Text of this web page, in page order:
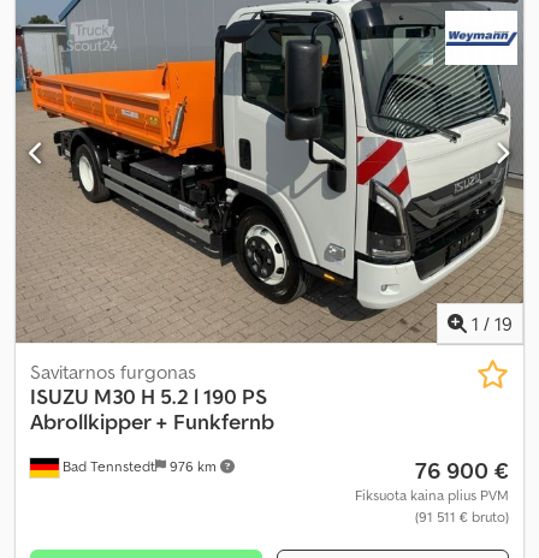
1 / 19
Bad Tennstedt 976 km
Savitarnos furgonas
ISUZU M30 H 5.2 l 190 PS
Abrollkipper + Funkfernb
76 900 €
Fiksuota kaina plius PVM
(91 511 € bruto)